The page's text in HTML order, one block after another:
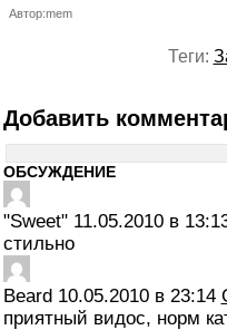
Автор:mem
Теги:
Добавить
ОБСУЖДЕНИЕ
"Sweet" 11.05.2010 в
стильно
Beard 10.05.2010 в 23:14
приятный видос, норм